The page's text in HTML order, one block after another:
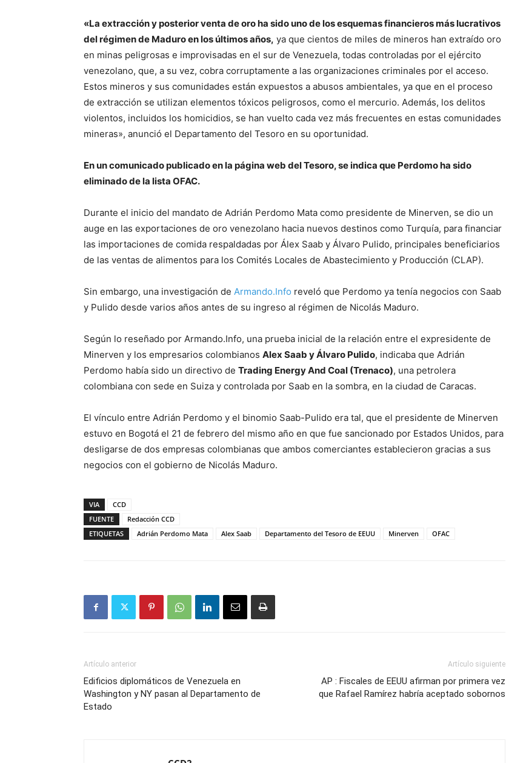
«La extracción y posterior venta de oro ha sido uno de los esquemas financieros más lucrativos
del régimen de Maduro en los últimos años, ya que cientos de miles de mineros han extraído oro
en minas peligrosas e improvisadas en el sur de Venezuela, todas controladas por el ejército
venezolano, que, a su vez, cobra corruptamente a las organizaciones criminales por el acceso.
Estos mineros y sus comunidades están expuestos a abusos ambientales, ya que en el proceso
de extracción se utilizan elementos tóxicos peligrosos, como el mercurio. Además, los delitos
violentos, incluidos los homicidios, se han vuelto cada vez más frecuentes en estas comunidades
mineras», anunció el Departamento del Tesoro en su oportunidad.
En un comunicado publicado en la página web del Tesoro, se indica que Perdomo ha sido
eliminado de la lista OFAC.
Durante el inicio del mandato de Adrián Perdomo Mata como presidente de Minerven, se dio un
auge en las exportaciones de oro venezolano hacia nuevos destinos como Turquía, para financiar
las importaciones de comida respaldadas por Álex Saab y Álvaro Pulido, principales beneficiarios
de las ventas de alimentos para los Comités Locales de Abastecimiento y Producción (CLAP).
Sin embargo, una investigación de Armando.Info reveló que Perdomo ya tenía negocios con Saab
y Pulido desde varios años antes de su ingreso al régimen de Nicolás Maduro.
Según lo reseñado por Armando.Info, una prueba inicial de la relación entre el expresidente de
Minerven y los empresarios colombianos Alex Saab y Álvaro Pulido, indicaba que Adrián
Perdomo había sido un directivo de Trading Energy And Coal (Trenaco), una petrolera
colombiana con sede en Suiza y controlada por Saab en la sombra, en la ciudad de Caracas.
El vínculo entre Adrián Perdomo y el binomio Saab-Pulido era tal, que el presidente de Minerven
estuvo en Bogotá el 21 de febrero del mismo año en que fue sancionado por Estados Unidos, para
desligarse de dos empresas colombianas que ambos comerciantes establecieron gracias a sus
negocios con el gobierno de Nicolás Maduro.
VIA
CCD
FUENTE
Redacción CCD
ETIQUETAS
Adrián Perdomo Mata Alex Saab Departamento del Tesoro de EEUU Minerven OFAC
Artículo anterior
Edificios diplomáticos de Venezuela en
Washington y NY pasan al Departamento de
Estado
Artículo siguiente
AP : Fiscales de EEUU afirman por primera vez
que Rafael Ramírez habría aceptado sobornos